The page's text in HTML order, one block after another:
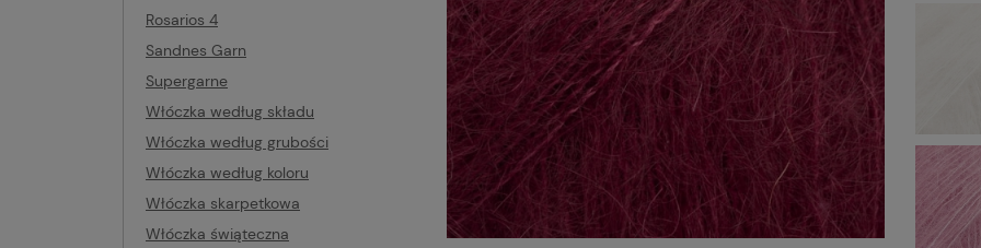
Rosarios 4
Sandnes Garn
Supergarne
Włóczka według składu
Włóczka według grubości
Włóczka według koloru
Włóczka skarpetkowa
Włóczka świąteczna